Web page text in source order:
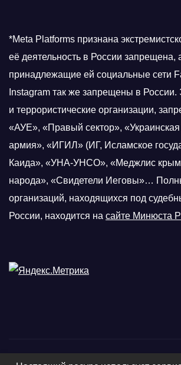
*Meta Platforms признана
её деятельность в России запрещена,
принадлежащие ей социальные сети
Instagram так же запрещены в России.
и террористические организации,
«АУЕ», «Правый сектор», «Украинская
армия», «ИГИЛ» (ИГ, Исламское
Каида», «УНА-УНСО», «Меджлис
народа», «Свидетели Иеговы»…
организаций, находящихся под
России, находится на сайте Минюста